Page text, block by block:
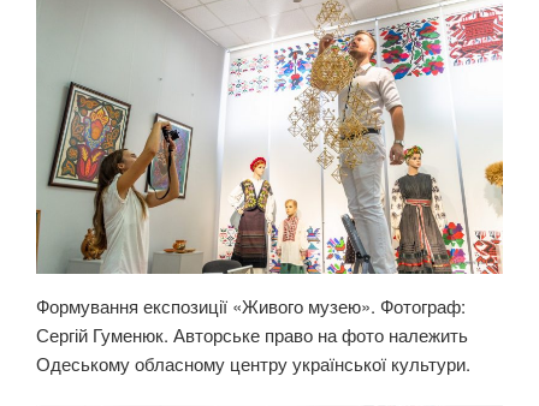
Формування експозиції «Живого музею». Фотограф:
Сергій Гуменюк. Авторське право на фото належить
Одеському обласному центру української культури.